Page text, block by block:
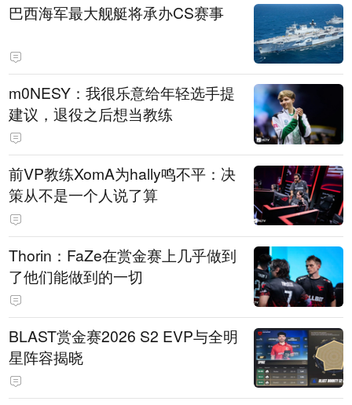
巴西海军最大舰艇将承办CS赛事
m0NESY：我很乐意给年轻选手提
建议，退役之后想当教练
前VP教练XomA为hally鸣不平：决
策从不是一个人说了算
Thorin：FaZe在赏金赛上几乎做到
了他们能做到的一切
BLAST赏金赛2026 S2 EVP与全明
星阵容揭晓